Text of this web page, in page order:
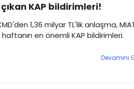
KAP bildirimleri!
1,36 milyar TL'lik anlaşma,
en önemli KAP bildirimleri.
Devamını